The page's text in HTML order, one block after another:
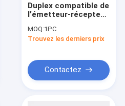
Duplex compatible de
l'émetteur-récepteur
LC du brocard SFP+
10G
MOQ:1PC
Trouvez les derniers prix
Contactez